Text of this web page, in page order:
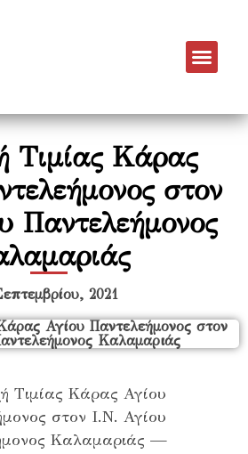
Τιμίας Κάρας
στον
Παντελεήμονος
2021